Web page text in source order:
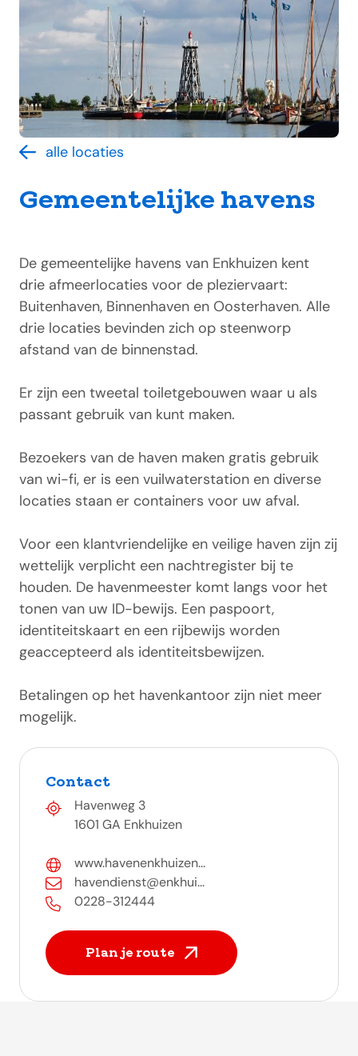
alle locaties
Gemeentelijke havens
De gemeentelijke havens van Enkhuizen kent
drie afmeerlocaties voor de pleziervaart:
Buitenhaven, Binnenhaven en Oosterhaven. Alle
drie locaties bevinden zich op steenworp
afstand van de binnenstad.
Er zijn een tweetal toiletgebouwen waar u als
passant gebruik van kunt maken.
Bezoekers van de haven maken gratis gebruik
van wi-fi, er is een vuilwaterstation en diverse
locaties staan er containers voor uw afval.
Voor een klantvriendelijke en veilige haven zijn zij
wettelijk verplicht een nachtregister bij te
houden. De havenmeester komt langs voor het
tonen van uw ID-bewijs. Een paspoort,
identiteitskaart en een rijbewijs worden
geaccepteerd als identiteitsbewijzen.
Betalingen op het havenkantoor zijn niet meer
mogelijk.
Contact
Havenweg 3
1601 GA Enkhuizen
www.havenenkhuizen...
havendienst@enkhui...
0228-312444
Plan je route